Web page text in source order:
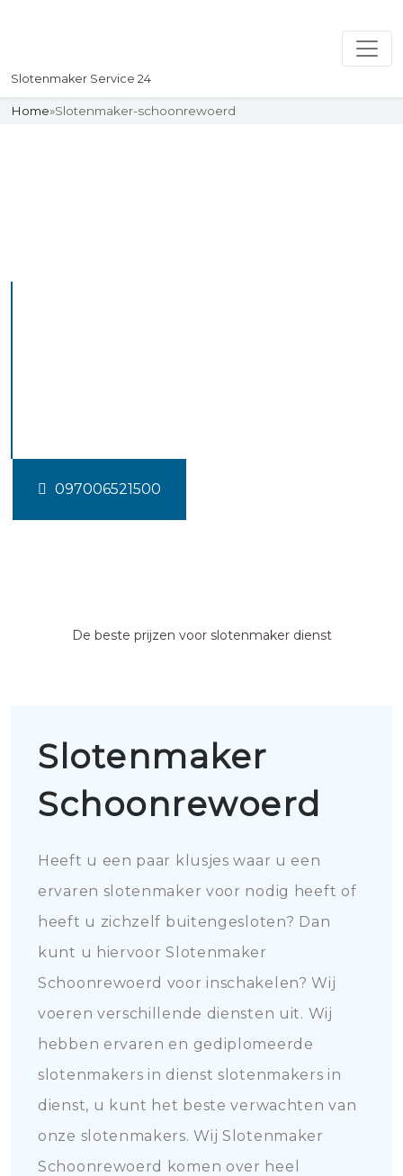
Slotenmaker Service 24
Home»Slotenmaker-schoonrewoerd
097006521500
De beste prijzen voor slotenmaker dienst
Slotenmaker
Schoonrewoerd
Heeft u een paar klusjes waar u een
ervaren slotenmaker voor nodig heeft of
heeft u zichzelf buitengesloten? Dan
kunt u hiervoor Slotenmaker
Schoonrewoerd voor inschakelen? Wij
voeren verschillende diensten uit. Wij
hebben ervaren en gediplomeerde
slotenmakers in dienst slotenmakers in
dienst, u kunt het beste verwachten van
onze slotenmakers. Wij Slotenmaker
Schoonrewoerd komen over heel